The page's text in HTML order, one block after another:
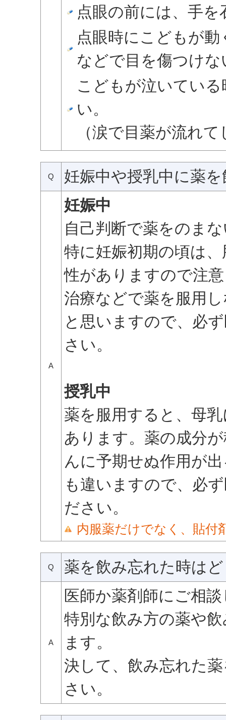
点眼の前には、手
点眼時にこどもが
などで目を傷つけ
こどもが泣いてい
い。
（涙で目薬が流れ
Q 妊娠中や授乳中に薬
A
妊娠中
自己判断で薬をのま
特に妊娠初期の頃は
性がありますので注
治療などで薬を服用
と思いますので、必
さい。
授乳中
薬を服用すると、母
あります。薬の成分
んに予期せぬ作用が
も違いますので、必
ださい。
内服薬だけでなく、貼付
Q 薬を飲み忘れた時は
A
医師か薬剤師にご相
特別な飲み方の薬や
ます。
決して、飲み忘れた
さい。